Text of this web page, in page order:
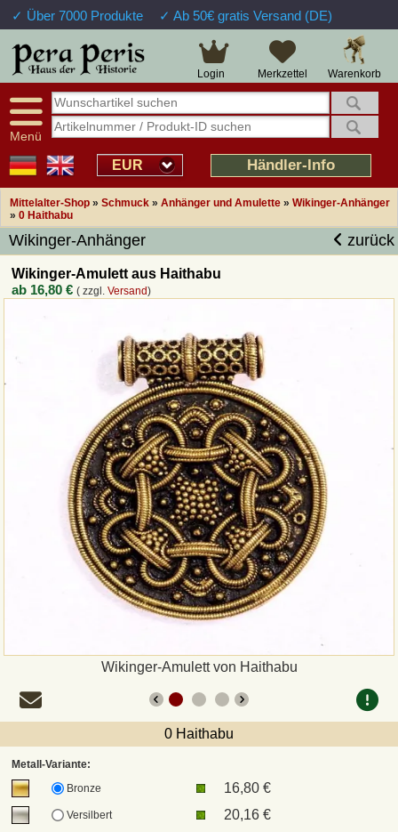
✓ Über 7000 Produkte ✓ Ab 50€ gratis Versand (DE)
Warenkorb
Merkzettel
Login
Menü
EUR Händler-Info
Mittelalter-Shop » Schmuck » Anhänger und Amulette » Wikinger-Anhänger
» 0 Haithabu
Wikinger-Anhänger zurück
Wikinger-Amulett aus Haithabu
ab 16,80 € ( zzgl.Versand)
Wikinger-Amulett von Haithabu
0 Haithabu
Metall-Variante:
Bronze
16,80 €
Versilbert 20,16 €
Große Auswahl
Verfügbarkeitsanzeige
Sendungsverfolgung
Intelligente Navigation
Freundlicher Service
14 Tage Widerrufsrecht
Über 25 Jahre Erfahrung
Schnelle Rücküberweisung
Kulant bei Retouren
Prof. Auftragsabwicklung
Übersicht Mittelalter-Produkte
Impressum
Widerrufsfunktion
Rückruf-Service
UPS
DHL Paket
DPD